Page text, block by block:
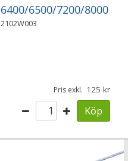
6400/6500/7200/8000
2102W003
Pris exkl. 125
Köp